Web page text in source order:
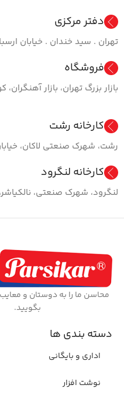
دفتر مرکزی
تهران . سید خندان . خیابان
فروشگاه
بازار بزرگ تهران، بازار
کارخانه رشت
رشت، شهرک صنعتی لاکان،
کارخانه لنگرود
لنگرود، شهرک صنعتی،
محاسن ما را به دوستان و معایب
بگویید.
دسته بندی ها
اداری و بایگانی
نوشت افزار